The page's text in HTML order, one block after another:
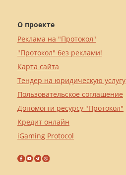
О проекте
Реклама на "Протокол"
"Протокол" без реклами!
Карта сайта
Тендер на юридическую услугу
Пользовательское соглашение
Допомогти ресурсу "Протокол"
Кредит онлайн
iGaming Protocol